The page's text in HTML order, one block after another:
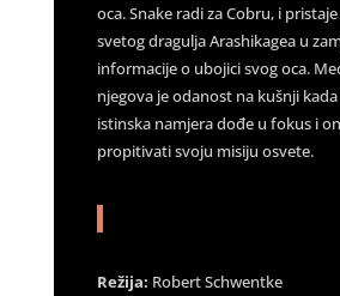
oca. Snake radi za Cobru, i
svetog dragulja Arashikagea u
informacije o ubojici svog oca.
njegova je odanost na kušnji
istinska namjera dođe u fokus i
propitivati svoju misiju osvete.
Režija: Robert Schwentke